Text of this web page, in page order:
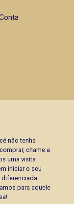
não tenha
chame a
uma visita
iniciar o seu
diferenciada.
para aquele